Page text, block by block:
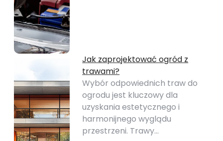
Jak zaprojektować ogród z
trawami?
Wybór odpowiednich traw do
ogrodu jest kluczowy dla
uzyskania estetycznego i
harmonijnego wyglądu
przestrzeni. Trawy…